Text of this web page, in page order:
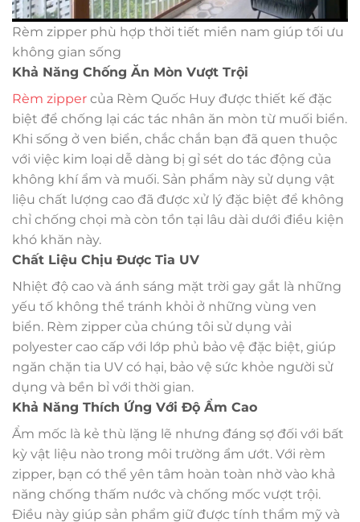
Rèm zipper phù hợp thời tiết miền nam giúp tối ưu
không gian sống
Khả Năng Chống Ăn Mòn Vượt Trội
Rèm zipper của Rèm Quốc Huy được thiết kế đặc
biệt để chống lại các tác nhân ăn mòn từ muối biển.
Khi sống ở ven biển, chắc chắn bạn đã quen thuộc
với việc kim loại dễ dàng bị gỉ sét do tác động của
không khí ẩm và muối. Sản phẩm này sử dụng vật
liệu chất lượng cao đã được xử lý đặc biệt để không
chỉ chống chọi mà còn tồn tại lâu dài dưới điều kiện
khó khăn này.
Chất Liệu Chịu Được Tia UV
Nhiệt độ cao và ánh sáng mặt trời gay gắt là những
yếu tố không thể tránh khỏi ở những vùng ven
biển. Rèm zipper của chúng tôi sử dụng vải
polyester cao cấp với lớp phủ bảo vệ đặc biệt, giúp
ngăn chặn tia UV có hại, bảo vệ sức khỏe người sử
dụng và bền bỉ với thời gian.
Khả Năng Thích Ứng Với Độ Ẩm Cao
Ẩm mốc là kẻ thù lặng lẽ nhưng đáng sợ đối với bất
kỳ vật liệu nào trong môi trường ẩm ướt. Với rèm
zipper, bạn có thể yên tâm hoàn toàn nhờ vào khả
năng chống thấm nước và chống mốc vượt trội.
Điều này giúp sản phẩm giữ được tính thẩm mỹ và